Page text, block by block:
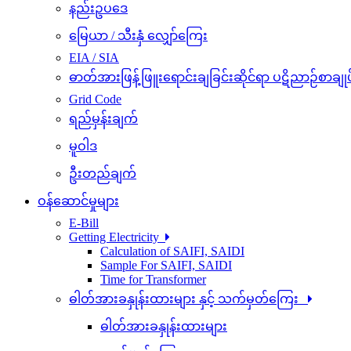
နည်းဥပဒေ
မြေယာ / သီးနှံ လျှော်ကြေး
EIA / SIA
ဓာတ်အားဖြန့်ဖြူးရောင်းချခြင်းဆိုင်ရာ ပဋိညာဉ်စာချု
Grid Code
ရည်မှန်းချက်
မူဝါဒ
ဦးတည်ချက်
ဝန်ဆောင်မှုများ
E-Bill
Getting Electricity
Calculation of SAIFI, SAIDI
Sample For SAIFI, SAIDI
Time for Transformer
ဓါတ်အားခနှုန်းထားများ နှင့် သက်မှတ်ကြေး
ဓါတ်အားခနှုန်းထားများ